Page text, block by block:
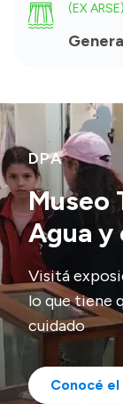
(EX ARSE)
DPA
Museo
Agua y
Visitá
lo que tiene
cuidado
Conocé el